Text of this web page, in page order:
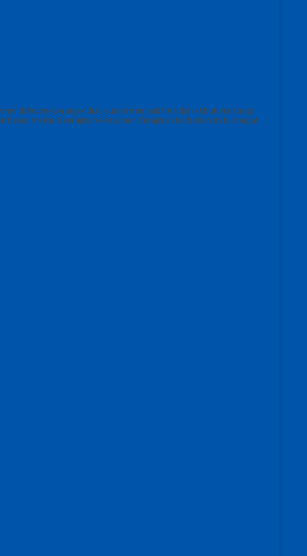
di Indonesia sejak dulu sudah menjadi tren dan kebutuhan bagi
meliputi kerajinan-kerajinan. Kerajinan berbahan batu snagat